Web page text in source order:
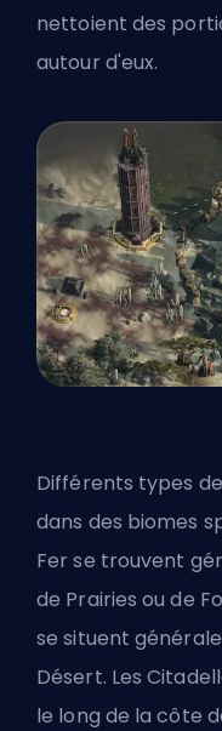
nettoient des
autour d'eux.
Différents types
dans des biomes
Fer se trouvent
de Prairies ou de
se situent
Désert. Les
le long de la côte